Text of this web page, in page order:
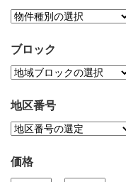
ブロック
地区番号
価格